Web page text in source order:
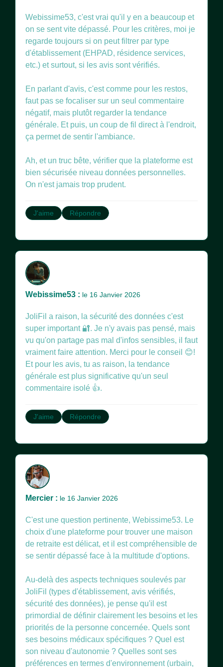
Webissime53, c'est vrai qu'il y en a beaucoup et
on se sent vite dépassé. Pour les critères, moi je
regarde toujours si on peut filtrer par type
d'établissement (EHPAD, résidence services,
etc.) et surtout, si les avis sont vérifiés.
En parlant d'avis, c'est comme pour les restos,
faut pas se focaliser sur un seul commentaire
négatif, mais plutôt regarder la tendance
générale. Et puis, un coup de fil direct à l'endroit,
ça permet de sentir l'ambiance.
Ah, et un truc bête, vérifier que la plateforme est
bien sécurisée niveau données personnelles.
On n'est jamais trop prudent.
J'aime Répondre
Webissime53 : le 16 Janvier 2026
JoliFil a raison, la sécurité des données c'est
super important 🔐. Je n'y avais pas pensé, mais
vu qu'on partage pas mal d'infos sensibles, il faut
vraiment faire attention. Merci pour le conseil 😊!
Et pour les avis, tu as raison, la tendance
générale est plus significative qu'un seul
commentaire isolé 👍.
J'aime Répondre
Mercier : le 16 Janvier 2026
C'est une question pertinente, Webissime53. Le
choix d'une plateforme pour trouver une maison
de retraite est délicat, et il est compréhensible de
se sentir dépassé face à la multitude d'options.
Au-delà des aspects techniques soulevés par
JoliFil (types d'établissement, avis vérifiés,
sécurité des données), je pense qu'il est
primordial de définir clairement les besoins et les
priorités de la personne concernée. Quels sont
ses besoins médicaux spécifiques ? Quel est
son niveau d'autonomie ? Quelles sont ses
préférences en termes d'environnement (urbain,